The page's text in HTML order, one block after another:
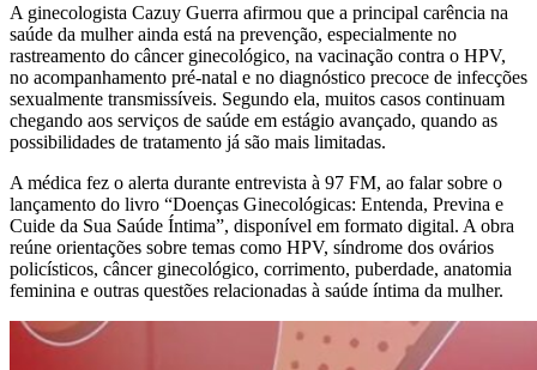
A ginecologista Cazuy Guerra afirmou que a principal carência na
saúde da mulher ainda está na prevenção, especialmente no
rastreamento do câncer ginecológico, na vacinação contra o HPV,
no acompanhamento pré-natal e no diagnóstico precoce de infecções
sexualmente transmissíveis. Segundo ela, muitos casos continuam
chegando aos serviços de saúde em estágio avançado, quando as
possibilidades de tratamento já são mais limitadas.
A médica fez o alerta durante entrevista à 97 FM, ao falar sobre o
lançamento do livro “Doenças Ginecológicas: Entenda, Previna e
Cuide da Sua Saúde Íntima”, disponível em formato digital. A obra
reúne orientações sobre temas como HPV, síndrome dos ovários
policísticos, câncer ginecológico, corrimento, puberdade, anatomia
feminina e outras questões relacionadas à saúde íntima da mulher.